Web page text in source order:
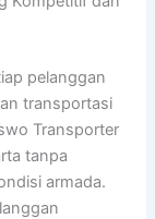
pelanggan
transportasi
Transporter
tanpa
armada.